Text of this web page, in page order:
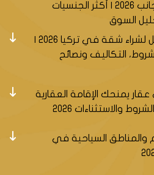
تركيا من الأجانب 2026 | أكثر الجنسيات
السوق
التكاليف ونصائح
يمنحك الإقامة العقارية
والاستثناءات 2026
والمناطق السياحية في